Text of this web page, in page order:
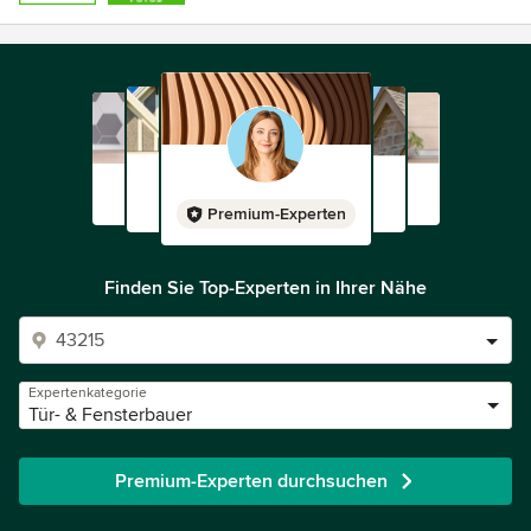
Premium-Experten
Finden Sie Top-Experten in Ihrer Nähe
Expertenkategorie
Tür- & Fensterbauer
Premium-Experten durchsuchen